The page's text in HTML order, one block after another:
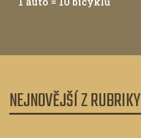
NEJNOVĚJŠÍ Z RUBRIKY